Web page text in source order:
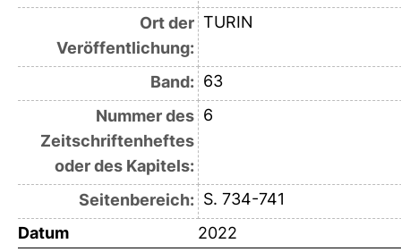
Ort der
Veröffentlichung:
TURIN
Band: 63
Nummer des
Zeitschriftenheftes
oder des Kapitels:
6
Seitenbereich: S. 734-741
Datum
2022